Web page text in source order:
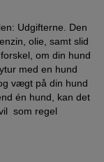
Udgifterne. Den
olie, samt slid
om din hund
med en hund
vægt på din hund
én hund, kan det
som regel